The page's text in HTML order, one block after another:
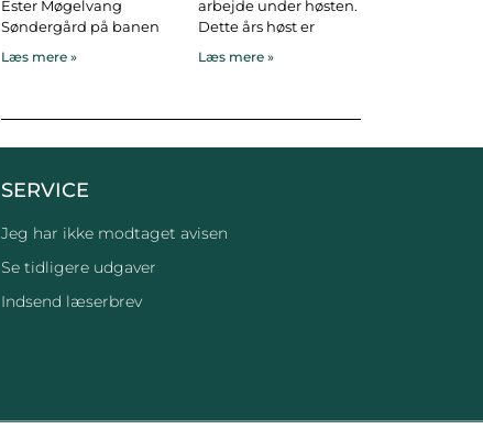
Ester Møgelvang
Søndergård på banen
Læs mere »
arbejde under høsten.
Dette års høst er
Læs mere »
SERVICE
Jeg har ikke modtaget avisen
Se tidligere udgaver
Indsend læserbrev